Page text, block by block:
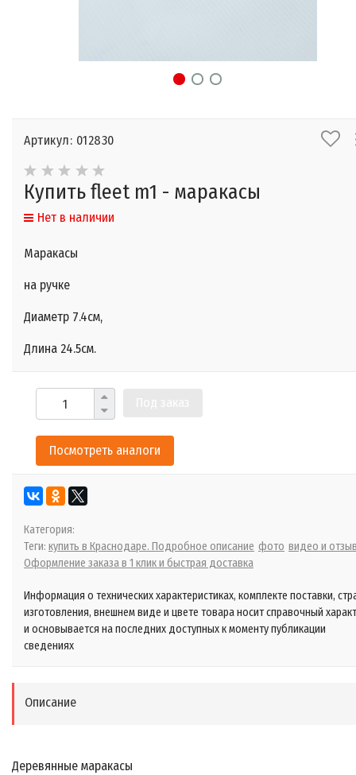
Артикул: 012830
Купить fleet m1 - маракасы
Нет в наличии
Маракасы
на ручке
Диаметр 7.4cм,
Длина 24.5см.
Посмотреть аналоги
Категория:
Теги: купить в Краснодаре. Подробное описание фото видео и
Оформление заказа в 1 клик и быстрая доставка
Информация о технических характеристиках, комплекте поставки,
изготовления, внешнем виде и цвете товара носит справочный
и основывается на последних доступных к моменту публикации
сведениях
Описание
Деревянные маракасы